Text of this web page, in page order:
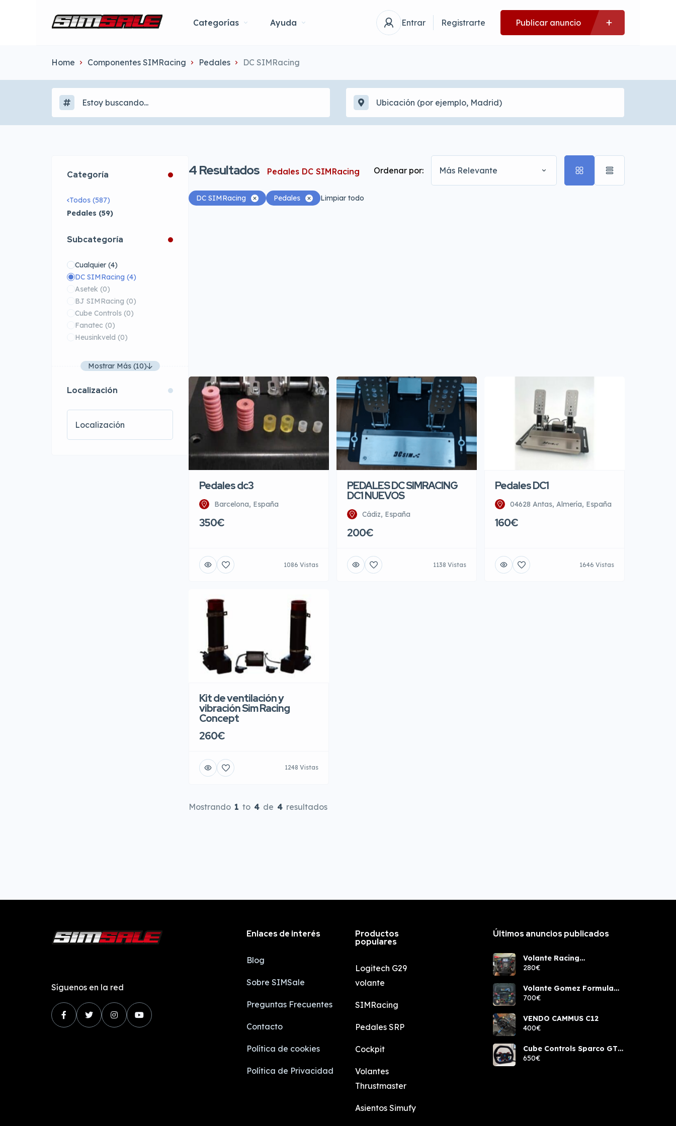
Categorías Ayuda Entrar Registrarte Publicar anuncio
Home Componentes SIMRacing Pedales DC SIMRacing
Categoría
Todos (587)
Pedales (59)
Subcategoría
Cualquier (4)
DC SIMRacing (4)
Asetek (0)
BJ SIMRacing (0)
Cube Controls (0)
Fanatec (0)
Heusinkveld (0)
Mostrar Más (10)
Localización
4Resultados Pedales DC SIMRacing Ordenar por: Más Relevante
DC SIMRacing Pedales Limpiar todo
Pedales dc3
Barcelona, España
350€
1086 Vistas
PEDALES DC SIMRACING
DC1 NUEVOS
Cádiz, España
200€
1138 Vistas
Pedales DC1
04628 Antas, Almería, España
160€
1646 Vistas
Kit de ventilación y
vibración Sim Racing
Concept
260€
1248 Vistas
Mostrando 1 to 4 de 4 resultados
Síguenos en la red
Enlaces de interés
Blog
Sobre SIMSale
Preguntas Frecuentes
Contacto
Política de cookies
Política de Privacidad
Productos
populares
Logitech G29
volante
SIMRacing
Pedales SRP
Cockpit
Volantes
Thrustmaster
Asientos Simufy
Últimos anuncios publicados
Volante Racing
components rcw sport
280€
Volante Gomez Formula
Pro Elite
700€
VENDO CAMMUS C12
400€
Cube Controls Sparco GT
PRO NUEVO
650€